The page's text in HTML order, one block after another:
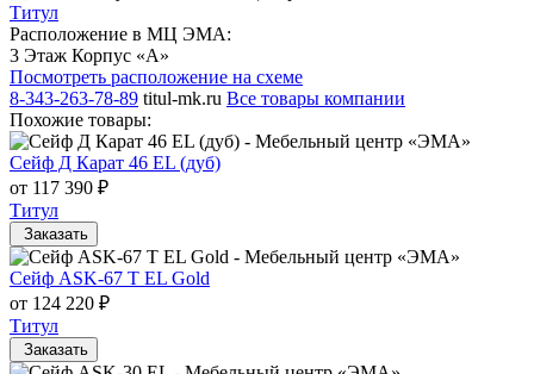
Титул
Расположение в МЦ ЭМА:
3 Этаж Корпус «А»
Посмотреть расположение на схеме
8-343-263-78-89 titul-mk.ru Все товары компании
Похожие товары:
Сейф Д Карат 46 EL (дуб)
от 117 390 ₽
Титул
Заказать
Сейф ASK-67 T EL Gold
от 124 220 ₽
Титул
Заказать